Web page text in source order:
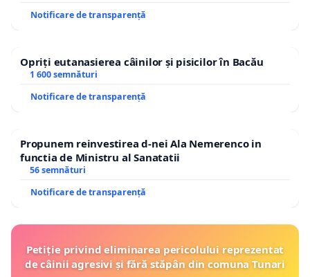
Notificare de transparență
Opriți eutanasierea câinilor și pisicilor în Bacău
1 600 semnături
Notificare de transparență
Propunem reinvestirea d-nei Ala Nemerenco in
functia de Ministru al Sanatatii
56 semnături
Notificare de transparență
Petiție privind eliminarea pericolului reprezentat
de câinii agresivi și fără stăpân din comuna Tunari